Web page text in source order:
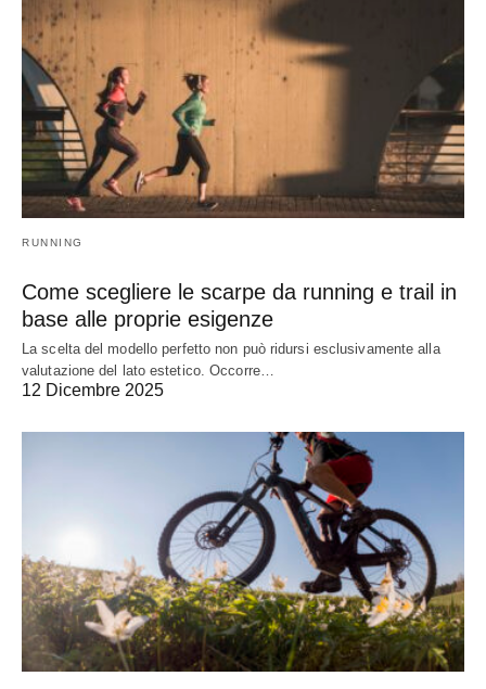
RUNNING
Come scegliere le scarpe da running e trail in
base alle proprie esigenze
La scelta del modello perfetto non può ridursi esclusivamente alla
valutazione del lato estetico. Occorre…
12 Dicembre 2025